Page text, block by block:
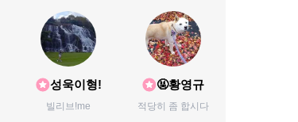
성욱이형!
빌리브!me
🤬황영규
적당히 좀 합시다